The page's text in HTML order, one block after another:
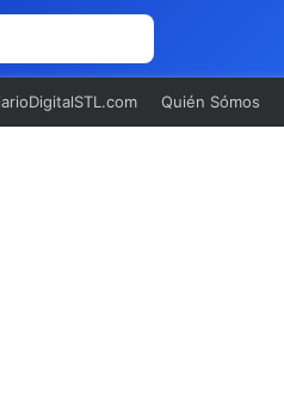
Quién Sómos